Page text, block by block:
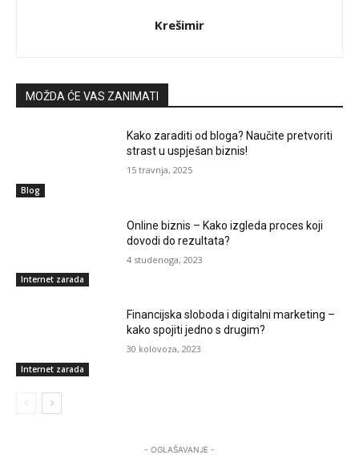
Krešimir
MOŽDA ĆE VAS ZANIMATI
Blog
Kako zaraditi od bloga? Naučite pretvoriti
strast u uspješan biznis!
15 travnja, 2025
Internet zarada
Online biznis – Kako izgleda proces koji
dovodi do rezultata?
4 studenoga, 2023
Internet zarada
Financijska sloboda i digitalni marketing –
kako spojiti jedno s drugim?
30 kolovoza, 2023
- OGLAŠAVANJE -